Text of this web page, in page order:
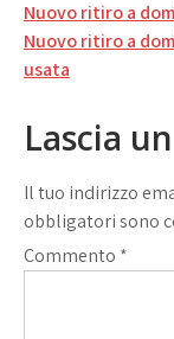
articoli
Nuovo ritiro a
Nuovo ritiro a
usata
Lascia
Il tuo indirizzo
obbligatori sono
Commento *